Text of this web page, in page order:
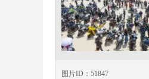
图片ID：51847